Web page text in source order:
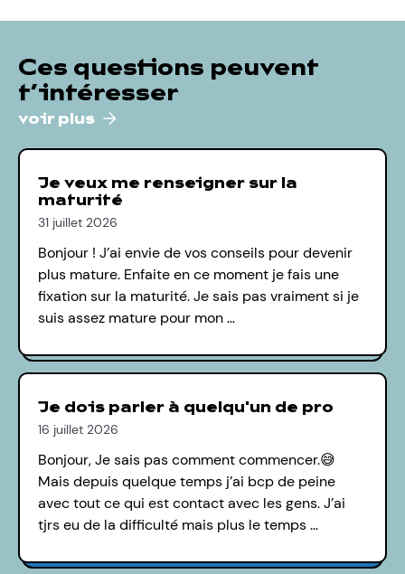
Ces questions peuvent
t’intéresser
voir plus
Je veux me renseigner sur la
maturité
31 juillet 2026
Bonjour ! J’ai envie de vos conseils pour devenir
plus mature. Enfaite en ce moment je fais une
fixation sur la maturité. Je sais pas vraiment si je
suis assez mature pour mon …
Je dois parler à quelqu'un de pro
16 juillet 2026
Bonjour, Je sais pas comment commencer.😅
Mais depuis quelque temps j’ai bcp de peine
avec tout ce qui est contact avec les gens. J’ai
tjrs eu de la difficulté mais plus le temps …